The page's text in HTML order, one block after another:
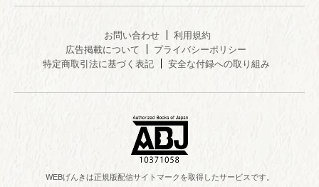
お問い合わせ
利用規約
広告掲載について
プライバシーポリシー
特定商取引法に基づく表記
安全な付録への取り組み
WEBげんきは正規版配信サイトマークを取得したサービスです。